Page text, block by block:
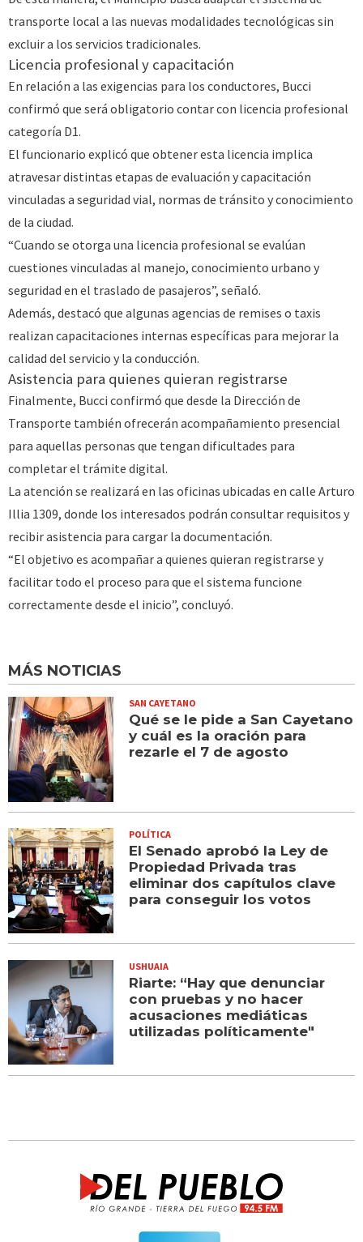
transporte local a las nuevas modalidades tecnológicas sin
excluir a los servicios tradicionales.
Licencia profesional y capacitación
En relación a las exigencias para los conductores, Bucci
confirmó que será obligatorio contar con licencia profesional
categoría D1.
El funcionario explicó que obtener esta licencia implica
atravesar distintas etapas de evaluación y capacitación
vinculadas a seguridad vial, normas de tránsito y conocimiento
de la ciudad.
“Cuando se otorga una licencia profesional se evalúan
cuestiones vinculadas al manejo, conocimiento urbano y
seguridad en el traslado de pasajeros”, señaló.
Además, destacó que algunas agencias de remises o taxis
realizan capacitaciones internas específicas para mejorar la
calidad del servicio y la conducción.
Asistencia para quienes quieran registrarse
Finalmente, Bucci confirmó que desde la Dirección de
Transporte también ofrecerán acompañamiento presencial
para aquellas personas que tengan dificultades para
completar el trámite digital.
La atención se realizará en las oficinas ubicadas en calle Arturo
Illia 1309, donde los interesados podrán consultar requisitos y
recibir asistencia para cargar la documentación.
“El objetivo es acompañar a quienes quieran registrarse y
facilitar todo el proceso para que el sistema funcione
correctamente desde el inicio”, concluyó.
MÁS NOTICIAS
SAN CAYETANO
Qué se le pide a San Cayetano
y cuál es la oración para
rezarle el 7 de agosto
POLÍTICA
El Senado aprobó la Ley de
Propiedad Privada tras
eliminar dos capítulos clave
para conseguir los votos
USHUAIA
Riarte: “Hay que denunciar
con pruebas y no hacer
acusaciones mediáticas
utilizadas políticamente"